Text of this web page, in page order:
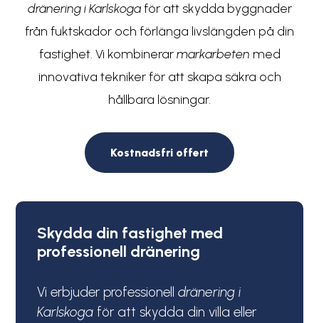
dränering i Karlskogaför att skydda byggnader
från fuktskador och förlänga livslängden på din
fastighet. Vi kombinerarmarkarbeten med
innovativa tekniker för att skapa säkra och
hållbara lösningar.
Kostnadsfri offert
Skydda din fastighet med
professionell dränering
Vi erbjuder professionelldränering i
Karlskoga för att skydda din villa eller